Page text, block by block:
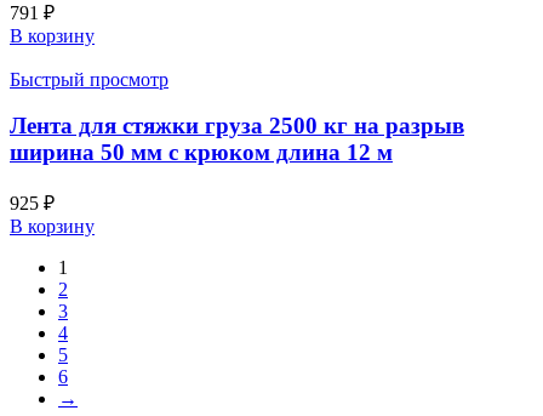
791 ₽
В корзину
Быстрый просмотр
Лента для стяжки груза 2500 кг на разрыв
ширина 50 мм с крюком длина 12 м
925 ₽
В корзину
1
2
3
4
5
6
→